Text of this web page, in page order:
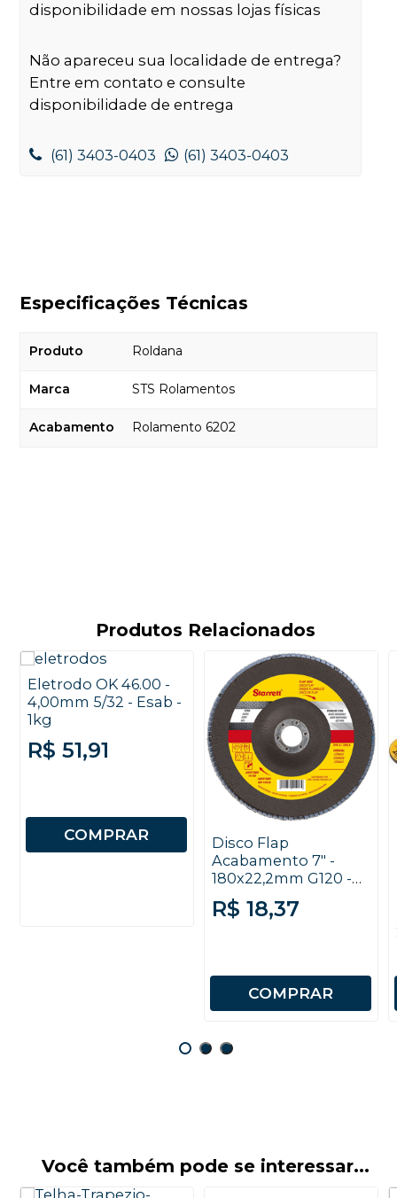
disponibilidade em nossas lojas físicas
Não apareceu sua localidade de entrega?
Entre em contato e consulte
disponibilidade de entrega
(61) 3403-0403 (61) 3403-0403
Especificações Técnicas
Produto Roldana
Marca STS Rolamentos
Acabamento Rolamento 6202
Produtos Relacionados
Eletrodo OK 46.00 -
4,00mm 5/32 - Esab -
1kg
R$ 51,91
COMPRAR
Disco Flap
Acabamento 7" -
180x22,2mm G120 -
Starrett
R$ 18,37
COMPRAR
Você também pode se interessar...